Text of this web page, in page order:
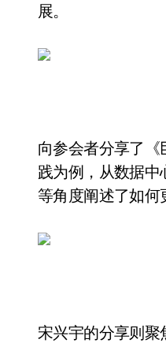
展。
向参会者分享了
践为例，从数据
等角度阐述了如何
宋兴宇的分享则聚